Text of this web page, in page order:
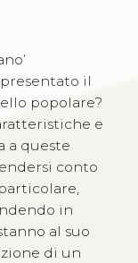
il
popolare?
e
a queste
conto
in
al suo
di un